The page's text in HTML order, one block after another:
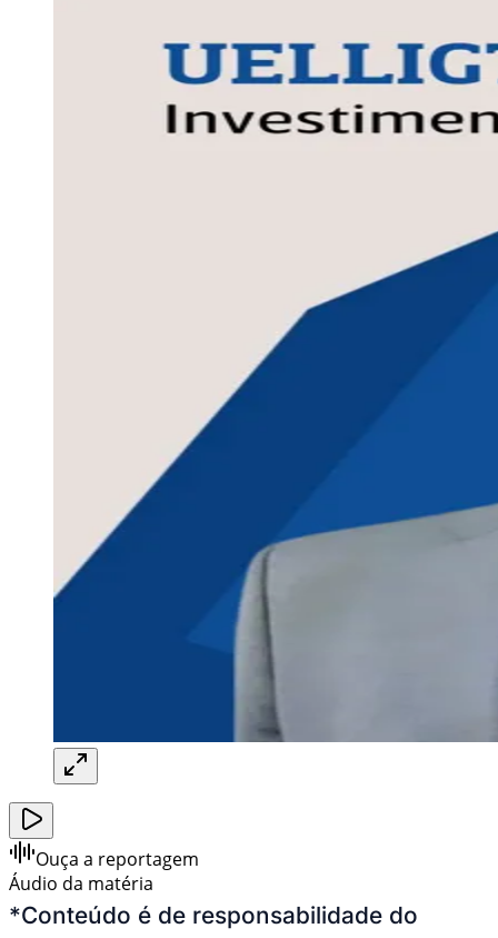
Ouça a reportagem
Áudio da matéria
*Conteúdo é de responsabilidade do